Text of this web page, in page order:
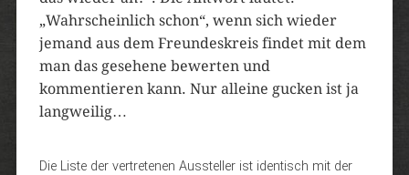
„Wahrscheinlich schon“, wenn sich wieder
jemand aus dem Freundeskreis findet mit dem
man das gesehene bewerten und
kommentieren kann. Nur alleine gucken ist ja
langweilig…
Die Liste der vertretenen Aussteller ist identisch mit der